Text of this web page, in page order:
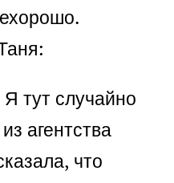
тут случайно
агентства
что